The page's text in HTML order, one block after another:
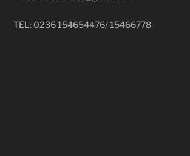
TEL: 0236 154654476/ 15466778